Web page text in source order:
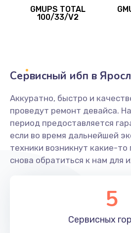
GMUPS TOTAL
100/33/V2
Сервисный ибп в
Аккуратно, быстро и
проведут ремонт девайса.
период предоставляется
если во время дальнейшей
техники возникнут какие-
снова обратиться к нам для
5
Сервисных